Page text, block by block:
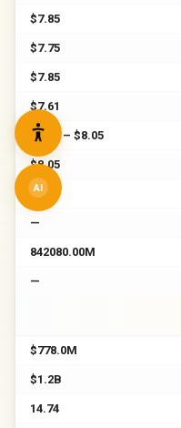
$7.85
$7.75
$7.85
$7.61
$4.07 – $8.05
$8.05
$4.07
—
842080.00M
—
$778.0M
$1.2B
14.74
AI